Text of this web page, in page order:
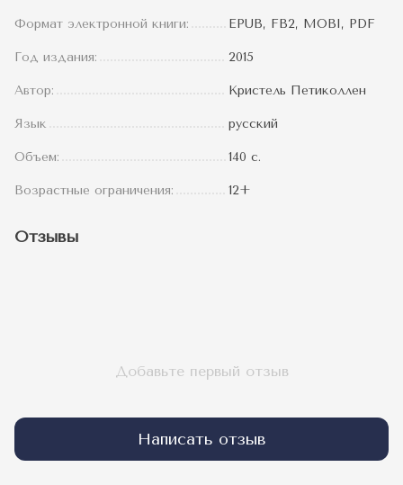
Формат электронной книги: EPUB, FB2, MOBI, PDF
Год издания: 2015
Автор: Кристель Петиколлен
Язык русский
Объем: 140 с.
Возрастные ограничения: 12+
Отзывы
Добавьте первый отзыв
Написать отзыв